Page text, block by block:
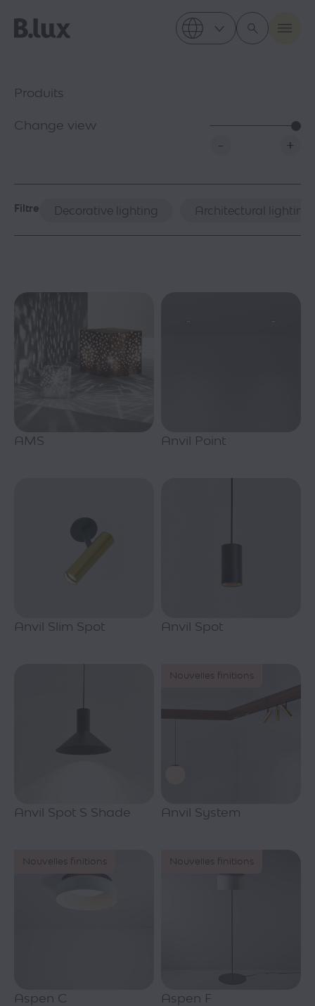
Produits
Change view
- +
Filtre Decorative lighting Architectural lighting
AMS Anvil Point
Anvil Slim Spot Anvil Spot
Anvil Spot S Shade
Nouvelles finitions
Anvil System
Nouvelles finitions
Aspen C
Nouvelles finitions
Aspen F